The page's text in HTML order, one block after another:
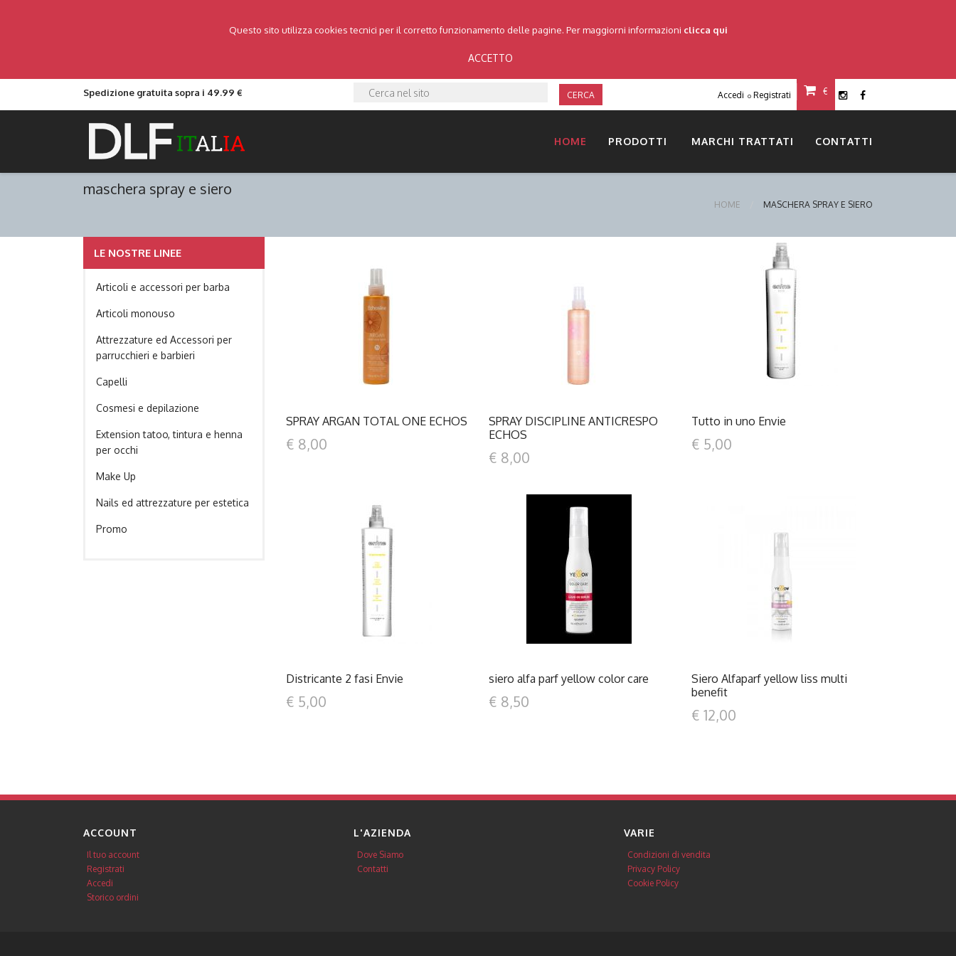
Questo sito utilizza cookies tecnici per il corretto funzionamento delle pagine. Per maggiorni informazioni clicca qui
ACCETTO
Spedizione gratuita sopra i 49.99 € CERCA Accedi o Registrati €
HOME PRODOTTI MARCHI TRATTATI CONTATTI
maschera spray e siero
HOME MASCHERA SPRAY E SIERO
LE NOSTRE LINEE
Articoli e accessori per barba
Articoli monouso
Attrezzature ed Accessori per
parrucchieri e barbieri
Capelli
Cosmesi e depilazione
Extension tatoo, tintura e henna
per occhi
Make Up
Nails ed attrezzature per estetica
Promo
DETTAGLI
SPRAY ARGAN TOTAL ONE ECHOS
€ 8,00
DETTAGLI
SPRAY DISCIPLINE ANTICRESPO
ECHOS
€ 8,00
DETTAGLI
Tutto in uno Envie
€ 5,00
DETTAGLI
Districante 2 fasi Envie
€ 5,00
DETTAGLI
siero alfa parf yellow color care
€ 8,50
Siero Alfaparf yellow liss multi
benefit
€ 12,00
ACCOUNT
Il tuo account
Registrati
Accedi
Storico ordini
L'AZIENDA
Dove Siamo
Contatti
VARIE
Condizioni di vendita
Privacy Policy
Cookie Policy